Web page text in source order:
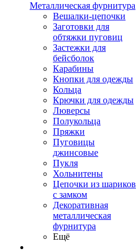
Металлическая фурнитура
Вешалки-цепочки
Заготовки для
обтяжки пуговиц
Застежки для
бейсболок
Карабины
Кнопки для одежды
Кольца
Крючки для одежды
Люверсы
Полукольца
Пряжки
Пуговицы
джинсовые
Пукля
Хольнитены
Цепочки из шариков
с замком
Декоративная
металлическая
фурнитура
Ещё